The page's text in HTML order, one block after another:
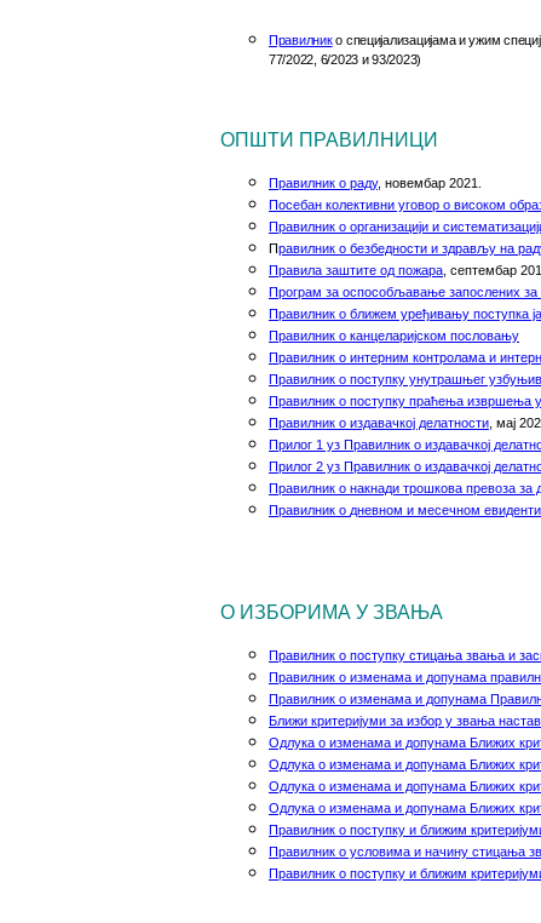
Правилнико специјализацијама и ужим
77/2022, 6/2023 и 93/2023)
ОПШТИ ПРАВИЛНИЦИ
Правилник о раду, новембар 2021.
Посебан колективни уговор о високом
Правилник о организацији и
Правилник о безбедности и здрављу на
Правила заштите од пожара септембар
Програм за оспособљавање запослених за
Правилник о ближем уређивању поступка
Правилник о канцеларијском пословању
Правилник о интерним контролама и
Правилник о поступку унутрашњег
Правилник o поступку праћења извршења
Правилник о издавачкој делатности , мај
Прилог 1 уз Правилник о издавачкој
Прилог 2 уз Правилник о издавачкој
Правилник о накнади трошкова превоза за
Правилник о дневном и месечном
О ИЗБОРИМА У ЗВАЊА
Правилник о поступку стицања звања и
Правилник о изменама и допунама
Правилник о изменама и допунама
Ближи критеријуми за избор у звања
Одлука о изменама и допунама Ближих
Одлука о изменама и допунама Ближих
Одлука о изменама и допунама Ближих
Одлука о изменама и допунама Ближих
Правилник о поступку и ближим
Правилник o условима и начину стицања
Правилник о поступку и ближим